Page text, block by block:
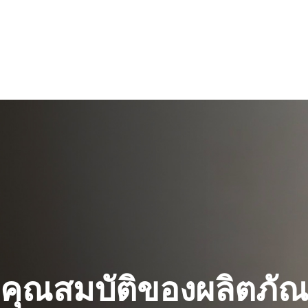
คุณสมบัติของผลิตภั